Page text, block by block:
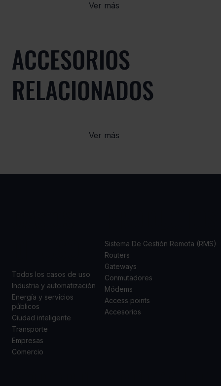
Ver más
ACCESORIOS
RELACIONADOS
Ver más
Todos los casos de uso
Industria y automatización
Energía y servicios
públicos
Ciudad inteligente
Transporte
Empresas
Comercio
Sistema De Gestión Remota (RMS)
Routers
Gateways
Conmutadores
Módems
Access points
Accesorios